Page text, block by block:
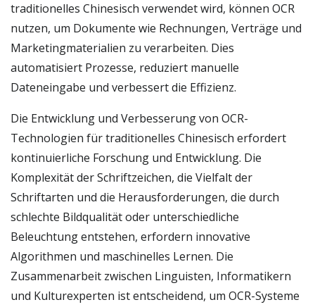
traditionelles Chinesisch verwendet wird, können OCR
nutzen, um Dokumente wie Rechnungen, Verträge und
Marketingmaterialien zu verarbeiten. Dies
automatisiert Prozesse, reduziert manuelle
Dateneingabe und verbessert die Effizienz.
Die Entwicklung und Verbesserung von OCR-
Technologien für traditionelles Chinesisch erfordert
kontinuierliche Forschung und Entwicklung. Die
Komplexität der Schriftzeichen, die Vielfalt der
Schriftarten und die Herausforderungen, die durch
schlechte Bildqualität oder unterschiedliche
Beleuchtung entstehen, erfordern innovative
Algorithmen und maschinelles Lernen. Die
Zusammenarbeit zwischen Linguisten, Informatikern
und Kulturexperten ist entscheidend, um OCR-Systeme